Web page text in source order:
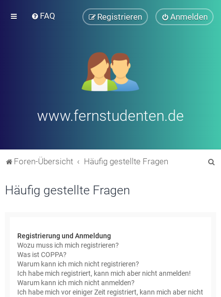
FAQ Anmelden
Registrieren
www.fernstudenten.de
Foren-Übersicht Häufig gestellte Fragen
Häufig gestellte Fragen
Registrierung und Anmeldung
Wozu muss ich mich registrieren?
Was ist COPPA?
Warum kann ich mich nicht registrieren?
Ich habe mich registriert, kann mich aber nicht anmelden!
Warum kann ich mich nicht anmelden?
Ich habe mich vor einiger Zeit registriert, kann mich aber nicht